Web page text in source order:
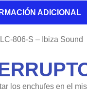
ADICIONAL
806-S – Ibiza Sound
los enchufes en el